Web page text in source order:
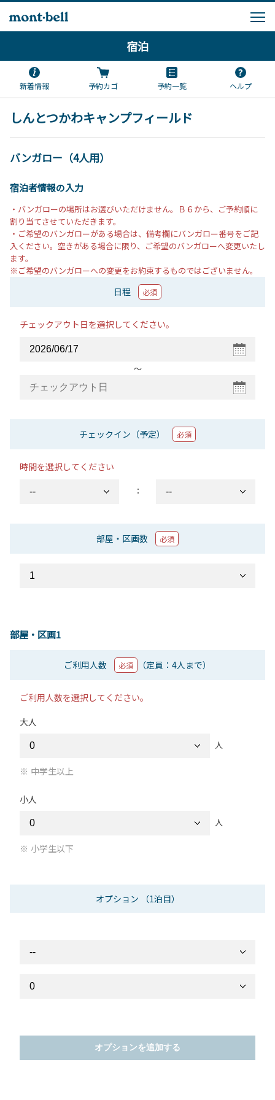
宿泊
新着情報 予約カゴ 予約一覧 ヘルプ
しんとつかわキャンプフィールド
バンガロー（4人用）
宿泊者情報の入力
・バンガローの場所はお選びいただけません。Ｂ６から、ご予約順に
割り当てさせていただきます。
・ご希望のバンガローがある場合は、備考欄にバンガロー番号をご記
入ください。空きがある場合に限り、ご希望のバンガローへ変更いたし
ます。
※ご希望のバンガローへの変更をお約束するものではございません。
日程 必須
チェックアウト日を選択してください。
〜
チェックイン（予定） 必須
時間を選択してください
：
部屋・区画数 必須
部屋・区画1
ご利用人数 必須 （定員：4人まで）
ご利用人数を選択してください。
大人
人
中学生以上
小人
人
小学生以下
オプション （1泊目）
オプションを追加する